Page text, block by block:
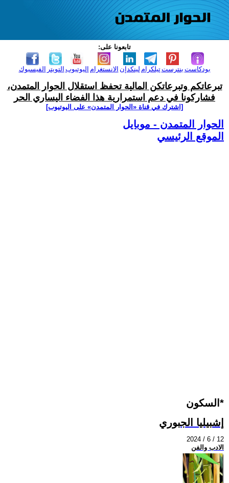
تابعونا على:
الفيسبوك التويتر اليوتيوب الانستغرام لينكدإن تيلكرامبنترست بودكاست
تبرعاتكم وتبرعاتكن المالية تحفظ استقلال الحوار المتمدن،
فشاركونا في دعم استمرارية هذا الفضاء اليساري الحر
[اشترك في قناة ‫«الحوار المتمدن» على اليوتيوب]
الحوار المتمدن - موبايل
الموقع الرئيسي
السكون*
إشبيليا الجبوري
2024 / 6 / 12
الادب والفن